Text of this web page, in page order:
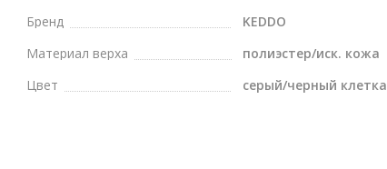
Бренд
KEDDO
Материал верха
полиэстер/иск. кожа
Цвет
серый/черный клетка